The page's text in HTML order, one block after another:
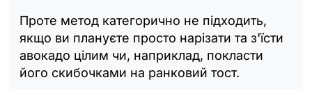
Проте метод категорично не підходить,
якщо ви плануєте просто нарізати та з'їсти
авокадо цілим чи, наприклад, покласти
його скибочками на ранковий тост.